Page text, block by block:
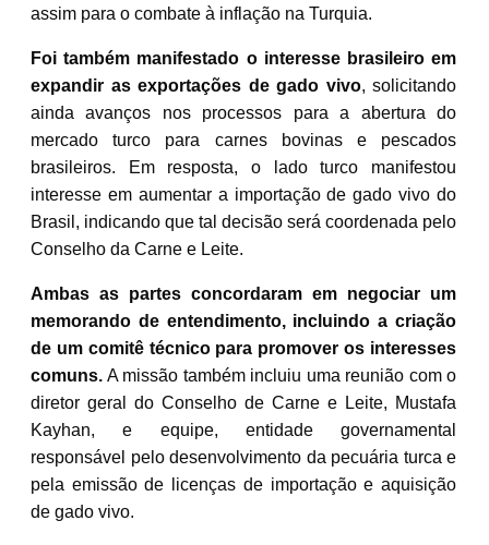
assim para o combate à inflação na Turquia.
Foi também manifestado o interesse brasileiro em
expandir as exportações de gado vivo, solicitando
ainda avanços nos processos para a abertura do
mercado turco para carnes bovinas e pescados
brasileiros. Em resposta, o lado turco manifestou
interesse em aumentar a importação de gado vivo do
Brasil, indicando que tal decisão será coordenada pelo
Conselho da Carne e Leite.
Ambas as partes concordaram em negociar um
memorando de entendimento, incluindo a criação
de um comitê técnico para promover os interesses
comuns. A missão também incluiu uma reunião com o
diretor geral do Conselho de Carne e Leite, Mustafa
Kayhan, e equipe, entidade governamental
responsável pelo desenvolvimento da pecuária turca e
pela emissão de licenças de importação e aquisição
de gado vivo.